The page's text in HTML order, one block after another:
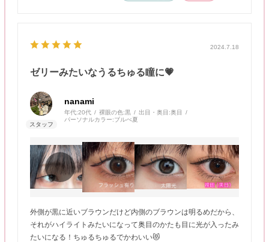
2024.7.18
ゼリーみたいなうるちゅる瞳に💗
nanami
年代:20代 裸眼の色:黒 出目・奥目:奥目
パーソナルカラー:ブルべ夏
外側が黒に近いブラウンだけど内側のブラウンは明るめだから、
それがハイライトみたいになって奥目のかたも目に光が入ったみ
たいになる！ちゅるちゅるでかわいい😻